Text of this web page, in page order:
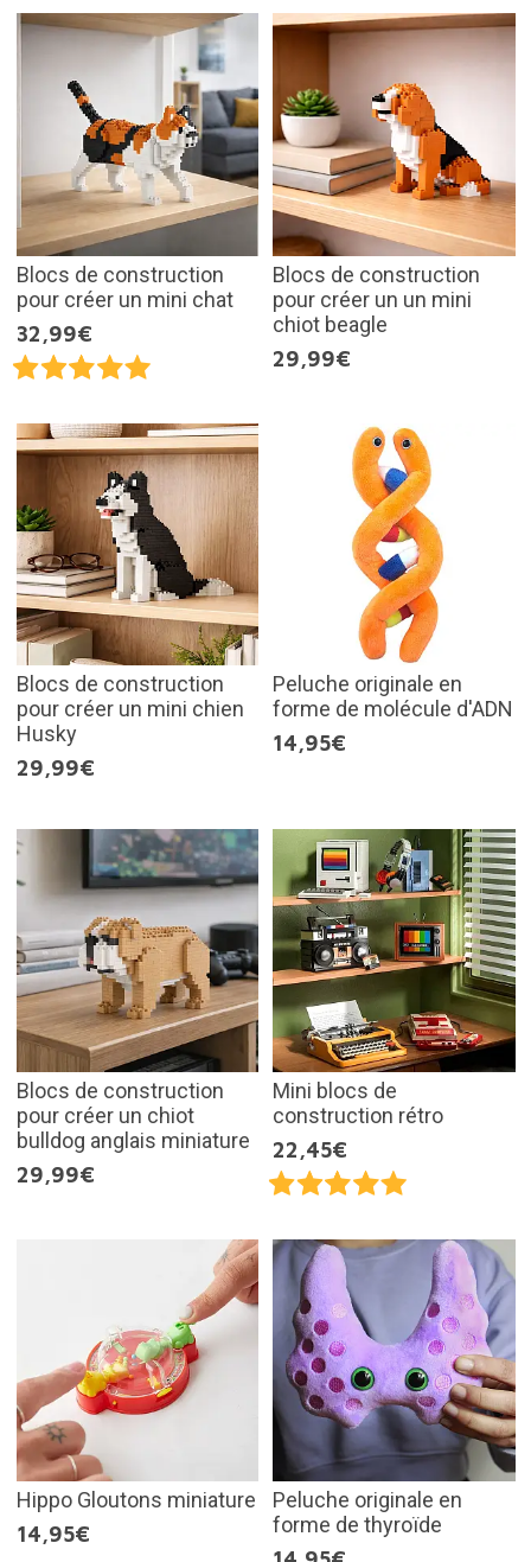
Blocs de construction
pour créer un mini chat
32,99€
Blocs de construction
pour créer un un mini
chiot beagle
29,99€
Blocs de construction
pour créer un mini chien
Husky
29,99€
Peluche originale en
forme de molécule d'ADN
14,95€
Blocs de construction
pour créer un chiot
bulldog anglais miniature
29,99€
Mini blocs de
construction rétro
22,45€
Hippo Gloutons miniature
14,95€
Peluche originale en
forme de thyroïde